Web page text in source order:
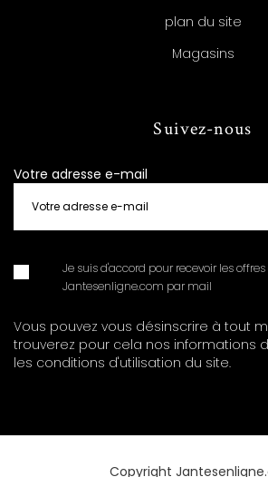
plan du site
Magasins
Suivez-nous
Votre adresse e-mail
Je suis d'accord pour recevoir les
Jantesenligne.com par mail
Vous pouvez vous désinscrire à tout
trouverez pour cela nos informations
les conditions d'utilisation du site.
Copyright